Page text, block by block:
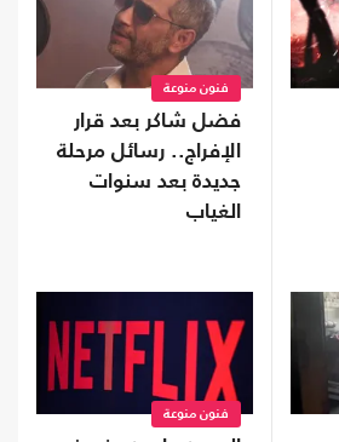
فنون منوعة
فضل شاكر بعد قرار
الإفراج.. رسائل مرحلة
جديدة بعد سنوات
الغياب
فنون منوعة